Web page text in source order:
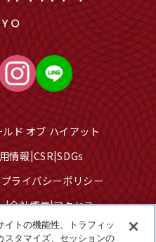
ルド オブ ハイアット
情報 CSR SDGs
ライバシーポリシー
会社概要 アクセス
て サイトマップ
イトの機能性、トラフィッ
スタマイズ、セッションの